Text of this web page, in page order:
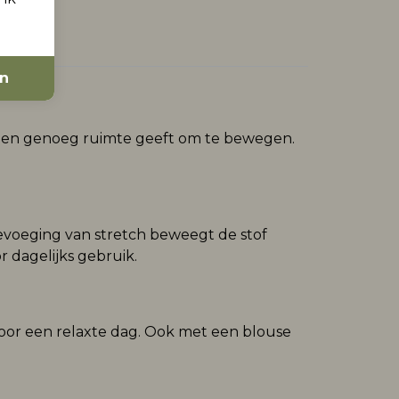
genoeg ruimte geeft om te bewegen.
van stretch beweegt de stof
dagelijks gebruik.
een relaxte dag. Ook met een blouse